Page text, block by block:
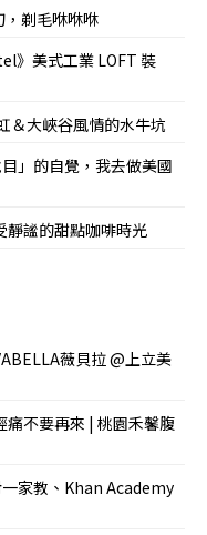
，剃毛咻咻咻
》美式工業 LOFT 裝
＆大峽谷風情的水牛坑
」的自覺，我去做美國
靜謐的甜點咖啡時光
薇貝拉 @上立美
不要再來 | 桃園禾馨腹
家教、Khan Academy